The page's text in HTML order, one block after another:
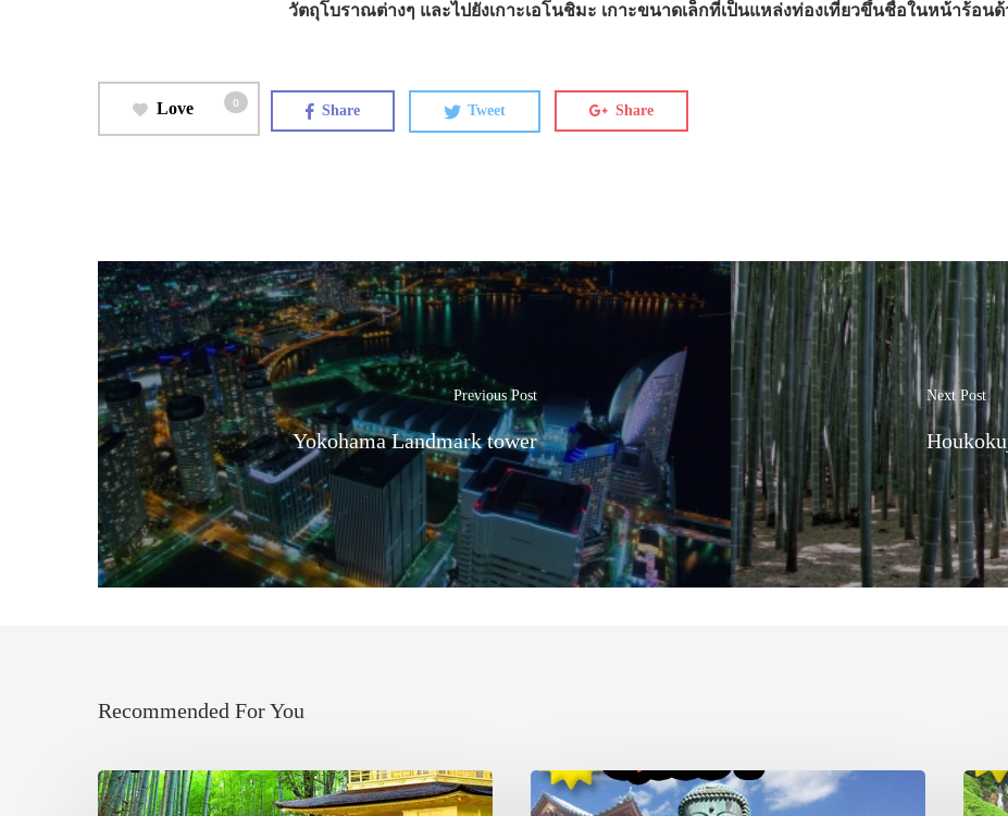
วัตถุโบราณต่างๆ และไปยังเกาะเอโนชิมะ เกาะขนาดเล็กที่เป็นแหล่งท่องเที่ยวขึ้นชื่อในหน้าร้อน
Love 0 Share Tweet Share
Previous Post
Yokohama Landmark tower
Next Post
Recommended For You